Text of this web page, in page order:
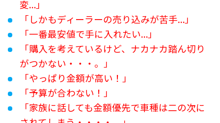
変…」
「しかもディーラーの売り込みが苦手…」
「一番最安値で手に入れたい…」
「購入を考えているけど、ナカナカ踏ん切り
がつかない・・・。」
「やっぱり金額が高い！」
「予算が合わない！」
「家族に話しても金額優先で車種は二の次に